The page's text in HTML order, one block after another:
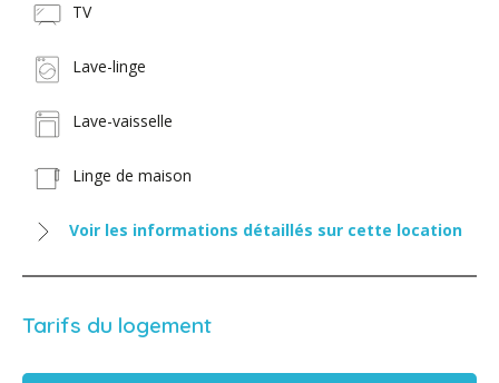
TV
Lave-linge
Lave-vaisselle
Linge de maison
Voir les informations détaillés sur cette location
Tarifs du logement